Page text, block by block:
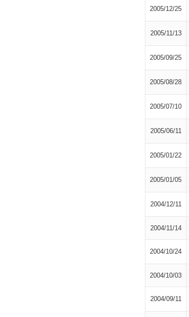
2005/12/25
2005/11/13
2005/09/25
2005/08/28
2005/07/10
2005/06/11
2005/01/22
2005/01/05
2004/12/11
2004/11/14
2004/10/24
2004/10/03
2004/09/11